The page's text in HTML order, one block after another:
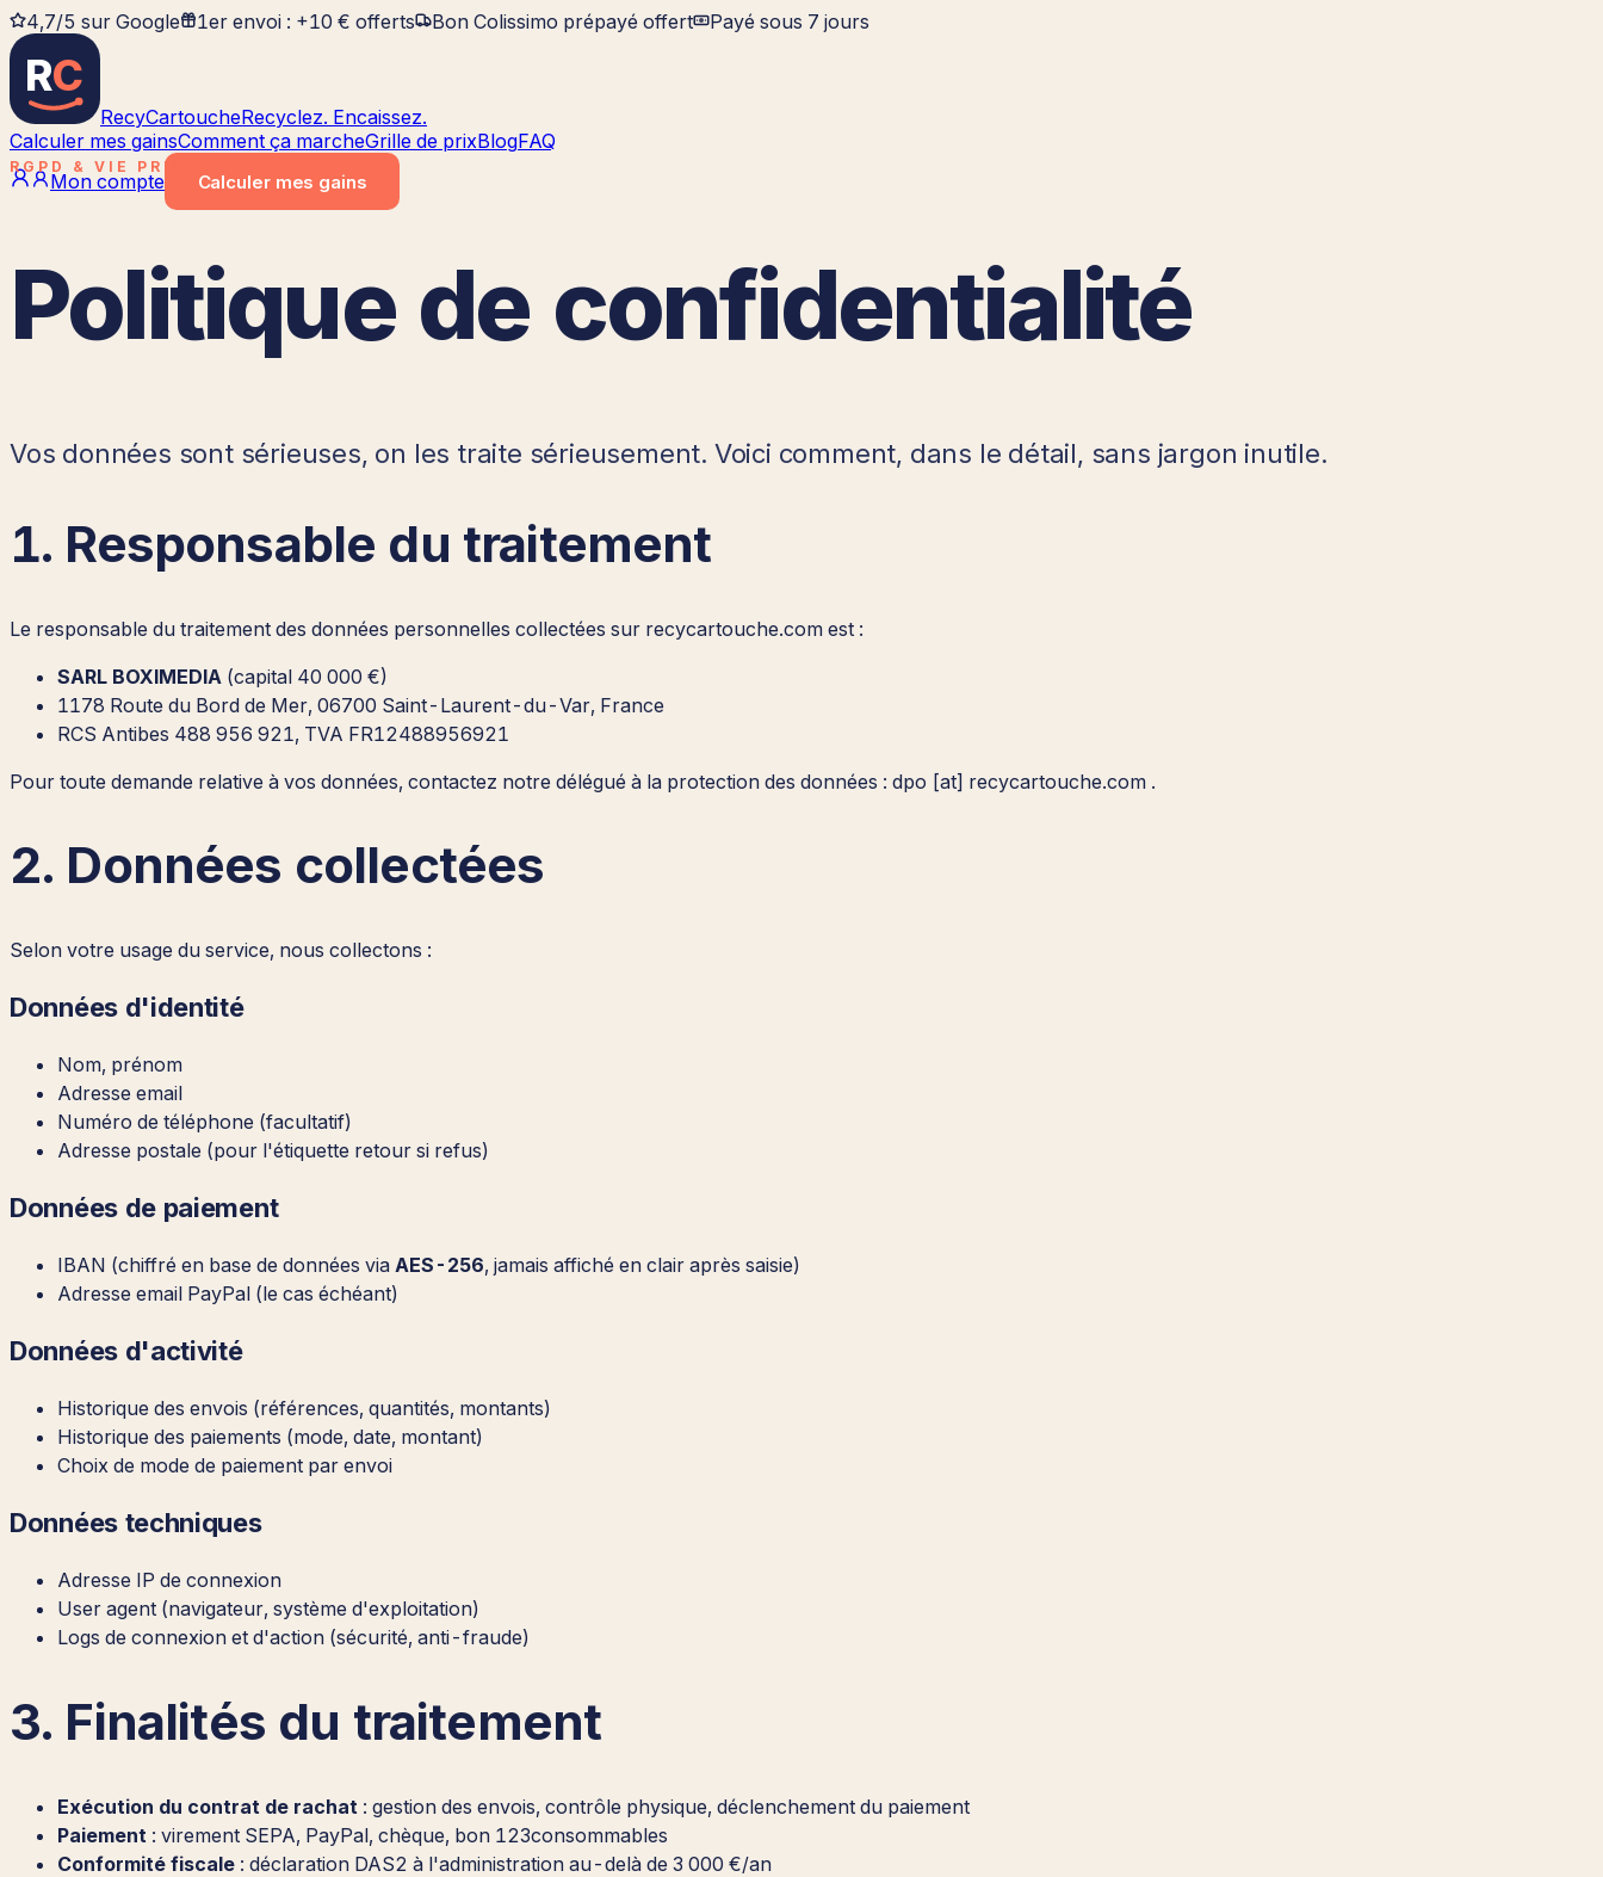
4,7/5 sur Google 1er envoi : +10 € offerts Bon Colissimo prépayé offert Payé sous 7 jours
RC
RecyCartoucheRecyclez. Encaissez.
Calculer mes gainsComment ça marcheGrille de prixBlogFAQ
Mon compte
Calculermes gains
RGPD & VIE PRIVÉE
Politique de confidentialité
Vos données sont sérieuses, on les traite sérieusement. Voici comment, dans le détail, sans jargon inutile.
1. Responsable du traitement
Le responsable du traitement des données personnelles collectées sur recycartouche.com est :
SARL BOXIMEDIA (capital 40 000 €)
1178 Route du Bord de Mer, 06700 Saint-Laurent-du-Var, France
RCS Antibes 488 956 921, TVA FR12488956921
Pour toute demande relative à vos données, contactez notre délégué à la protection des données : dpo [at] recycartouche.com .
2. Données collectées
Selon votre usage du service, nous collectons :
Données d'identité
Nom, prénom
Adresse email
Numéro de téléphone (facultatif)
Adresse postale (pour l'étiquette retour si refus)
Données de paiement
IBAN (chiffré en base de données via AES-256, jamais affiché en clair après saisie)
Adresse email PayPal (le cas échéant)
Données d'activité
Historique des envois (références, quantités, montants)
Historique des paiements (mode, date, montant)
Choix de mode de paiement par envoi
Données techniques
Adresse IP de connexion
User agent (navigateur, système d'exploitation)
Logs de connexion et d'action (sécurité, anti-fraude)
3. Finalités du traitement
Exécution du contrat de rachat : gestion des envois, contrôle physique, déclenchement du paiement
Paiement : virement SEPA, PayPal, chèque, bon 123consommables
Conformité fiscale : déclaration DAS2 à l'administration au-delà de 3 000 €/an